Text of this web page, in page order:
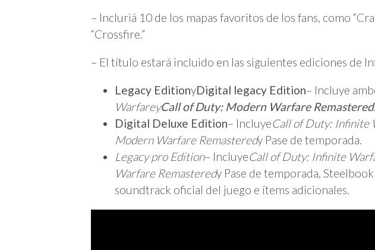
– Incluriá 10 de los mapas favoritos de los fans, como
“Crossfire.”
– El título estará incluido en las siguientes ediciones de
Legacy EditionyDigital legacy Edition– Incluye
WarfareyCall of Duty: Modern Warfare
Digital Deluxe Edition– IncluyeCall of Duty: Infinite
Modern Warfare Remasteredy Pase de temporada.
Legacy pro Edition– IncluyeCall of Duty: Infinite
Warfare Remasteredy Pase de temporada,
soundtrack oficial del juego e ítems adicionales.